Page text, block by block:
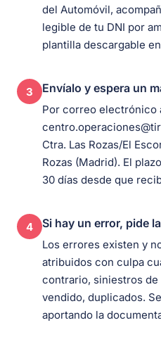
del Automóvil,
legible de tu DNI por
plantilla descargable
3 Envíalo y espera un
Por correo electrónico
Ctra. Las Rozas/El
Rozas (Madrid). El
30 días desde que
4 Si hay un error, pide
Los errores existen y
atribuidos con culpa
contrario, siniestros de
vendido, duplicados.
aportando la